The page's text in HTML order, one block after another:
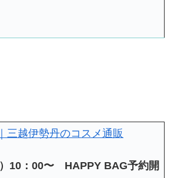
三越伊勢丹のコスメ通販
10：00〜 HAPPY BAG予約開